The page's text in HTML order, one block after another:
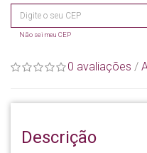
Não sei meu CEP
0 avaliações /
Descrição